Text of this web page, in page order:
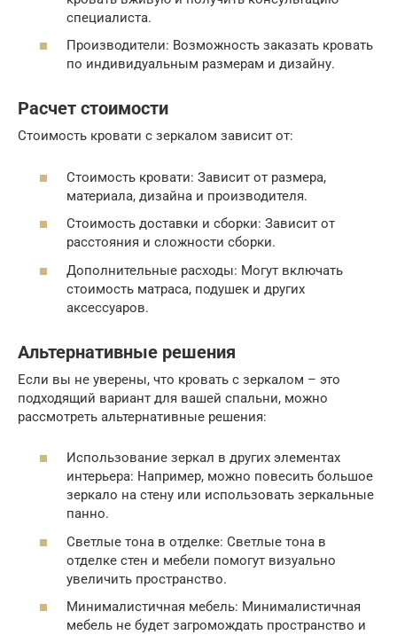
специалиста.
Производители: Возможность заказать кровать
по индивидуальным размерам и дизайну.
Расчет стоимости
Стоимость кровати с зеркалом зависит от:
Стоимость кровати: Зависит от размера,
материала, дизайна и производителя.
Стоимость доставки и сборки: Зависит от
расстояния и сложности сборки.
Дополнительные расходы: Могут включать
стоимость матраса, подушек и других
аксессуаров.
Альтернативные решения
Если вы не уверены, что кровать с зеркалом – это
подходящий вариант для вашей спальни, можно
рассмотреть альтернативные решения:
Использование зеркал в других элементах
интерьера: Например, можно повесить большое
зеркало на стену или использовать зеркальные
панно.
Светлые тона в отделке: Светлые тона в
отделке стен и мебели помогут визуально
увеличить пространство.
Минималистичная мебель: Минималистичная
мебель не будет загромождать пространство и